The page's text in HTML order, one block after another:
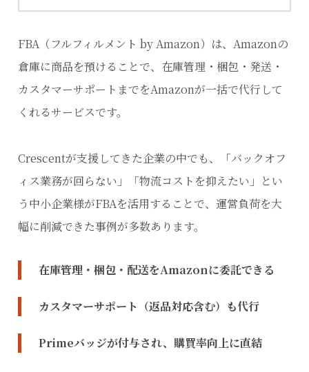
FBA（フルフィルメント by Amazon）は、Amazonの
倉庫に商品を預けることで、在庫管理・梱包・発送・
カスタマーサポートまでをAmazonが一括で代行して
くれるサービスです。
Crescentが支援してきた企業の中でも、「バックオフ
ィス業務が回らない」「物流コストを抑えたい」とい
う中小企業様がFBAを活用することで、運営負荷を大
幅に削減できた事例が多数あります。
在庫管理・梱包・配送をAmazonに委託できる
カスタマーサポート（返品対応含む）も代行
Primeバッジが付与され、購買率向上に直結